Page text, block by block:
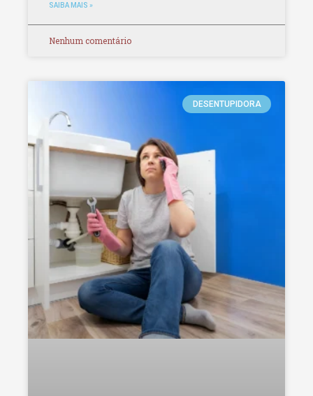
SAIBA MAIS »
Nenhum comentário
DESENTUPIDORA